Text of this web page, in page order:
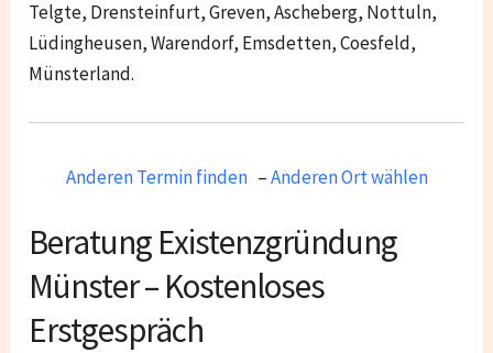
Telgte, Drensteinfurt, Greven, Ascheberg, Nottuln,
Lüdingheusen, Warendorf, Emsdetten, Coesfeld,
Münsterland.
Anderen Termin finden–Anderen Ort wählen
Beratung Existenzgründung
Münster – Kostenloses
Erstgespräch